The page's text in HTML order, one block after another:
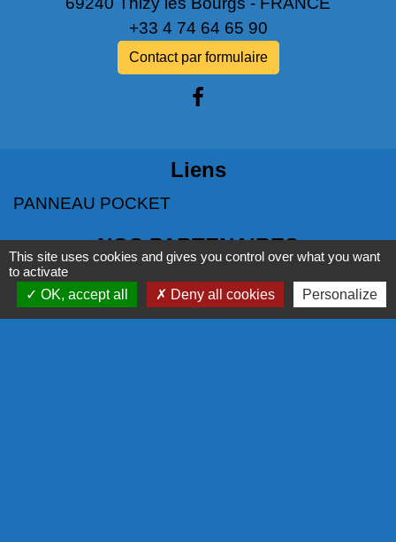
+33 4 74 64 65 90
Contact par formulaire
Liens
PANNEAU POCKET
NOS PARTENAIRES
COMMISSION EUROPÉENNE
L'EUROPE S'ENGAGE EN RÉGION
This site uses cookies and gives you control over what you want
to activate
OK, accept all
Deny all cookies Personalize